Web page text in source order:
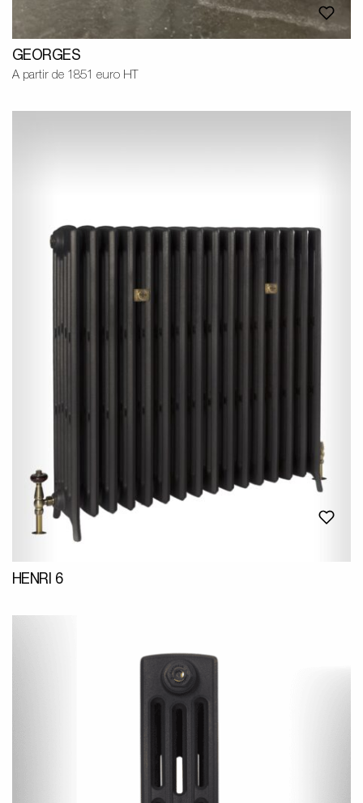
GEORGES
A partir de 1851 euro HT
HENRI 6